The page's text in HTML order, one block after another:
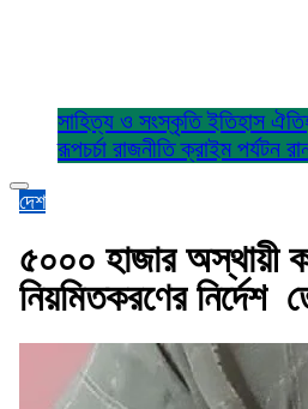
সাহিত্য ও সংস্কৃতিইতিহাস
রূপচর্চা রাজনীতিক্রাইম পর্যটন
দেশ
৫০০০ হাজার অস্থায়ী
নিয়মিতকরণের নির্দেশ